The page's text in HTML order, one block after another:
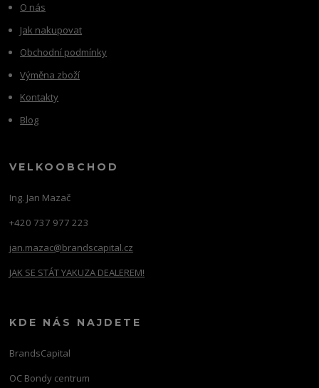
O nás
Jak nakupovat
Obchodní podmínky
Výměna zboží
Kontakty
Blog
VELKOOBCHOD
Ing. Jan Mazač
+420 737 977 223
jan.mazac@brandscapital.cz
JAK SE STÁT YAKUZA DEALEREM!
KDE NÁS NAJDETE
BrandsCapital
OC Bondy centrum